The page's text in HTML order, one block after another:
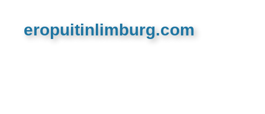
eropuitinlimburg.com